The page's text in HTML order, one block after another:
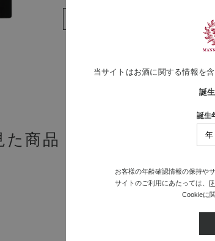
た商品
当サイトはお酒に関する情報を
誕
誕生
お客様の年齢確認情報の保持や
サイトのご利用にあたっては、[
Cookieに